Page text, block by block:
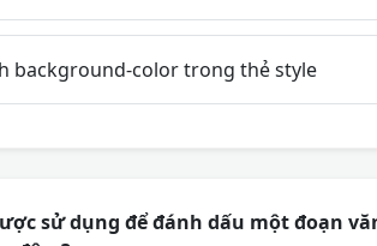
background-color trong thẻ style
sử dụng để đánh dấu một đoạn